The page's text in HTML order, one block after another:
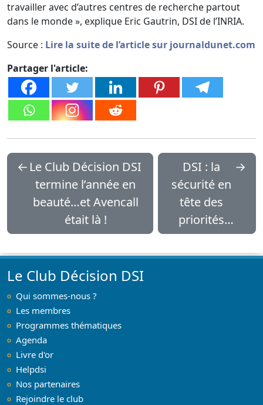
travailler avec d’autres centres de recherche partout
dans le monde », explique Eric Gautrin, DSI de l’INRIA.
Source : Lire la suite de l’article sur journaldunet.com
Partager l'article:
← Le Club Décision DSI
termine l’année en
beauté…et Avencall
était là !
DSI : la
sécurité en
tête des
priorités
2013
→
Le Club Décision DSI
Qui sommes-nous ?
Les membres
Programmes thématiques
Agenda
Livre d'or
Helpdsi
Nos partenaires
Rejoindre le club